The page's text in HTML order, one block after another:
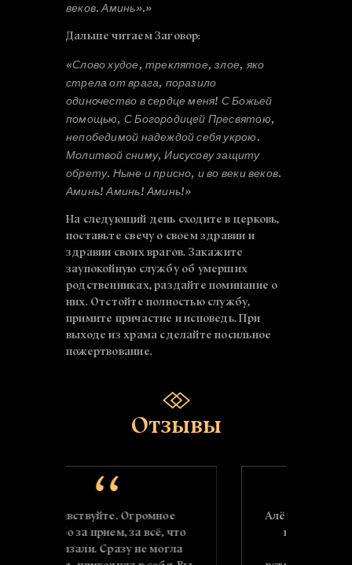
веков. Аминь».»
Дальше читаем Заговор:
«Слово худое, треклятое, злое, яко
стрела от врага, поразило
одиночество в сердце меня! С Божьей
помощью, С Богородицей Пресвятою,
непобедимой надеждой себя укрою.
Молитвой сниму, Иисусову защиту
обрету. Ныне и присно, и во веки веков.
Аминь! Аминь! Аминь!»
На следующий день сходите в церковь,
поставьте свечу о своем здравии и
здравии своих врагов. Закажите
заупокойную службу об умерших
родственниках, раздайте поминание о
них. Отстойте полностью службу,
примите причастие и исповедь. При
выходе из храма сделайте посильное
пожертвование.
Отзывы
Алёночка, спасибо огромное за
помощь. Я абсолютно не
ожидала, что реально